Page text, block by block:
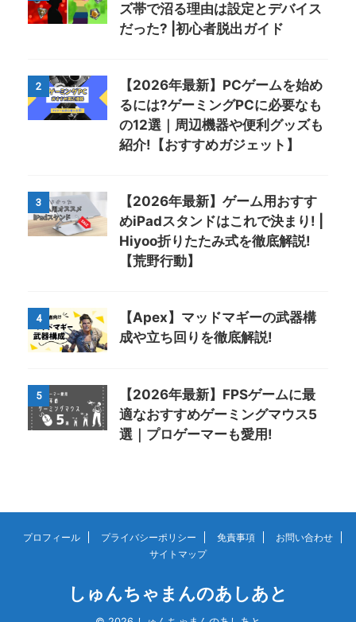
ズ帯で沼る理由は設定とデバイス
だった? |初心者脱出ガイド
2
【2026年最新】PCゲームを始め
るには?ゲーミングPCに必要なも
の12選｜周辺機器や便利グッズも
紹介!【おすすめガジェット】
3
【2026年最新】ゲーム用おすす
めiPadスタンドはこれで決まり! |
Hiyoo折りたたみ式を徹底解説!
【荒野行動】
4
【Apex】マッドマギーの武器構
成や立ち回りを徹底解説!
5
【2026年最新】FPSゲームに最
適なおすすめゲーミングマウス5
選｜プロゲーマーも愛用!
プロフィール プライバシーポリシー 免責事項
お問い合わせ
サイトマップ
しゅんちゃまんのあしあと